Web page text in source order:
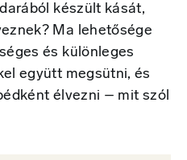
készült kását,
Ma lehetősége
és különleges
együtt megsütni, és
élvezni – mit szól